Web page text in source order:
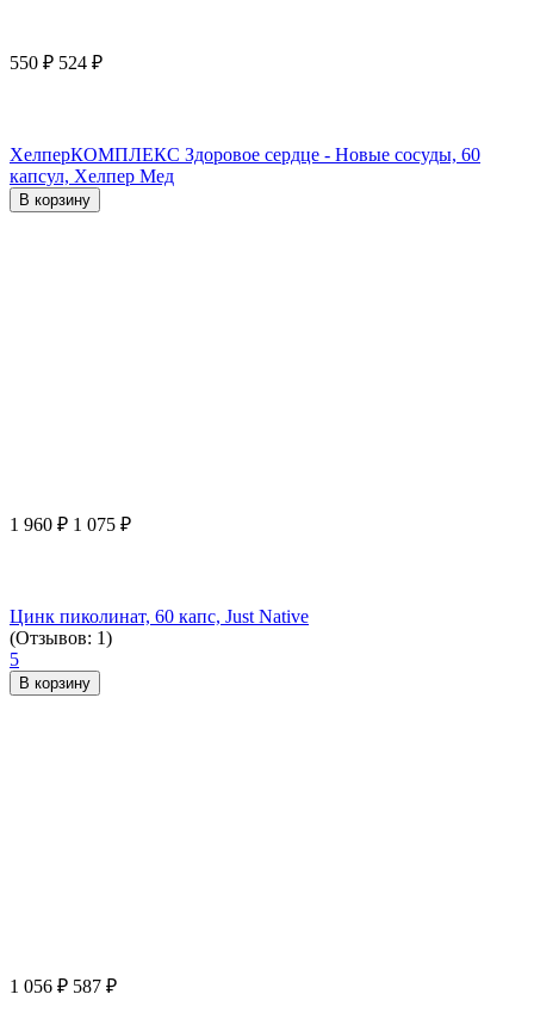
550 ₽ 524 ₽
ХелперКОМПЛЕКС Здоровое сердце - Новые сосуды, 60
капсул, Хелпер Мед
В корзину
1 960 ₽ 1 075 ₽
Цинк пиколинат, 60 капс, Just Native
(Отзывов: 1)
5
В корзину
1 056 ₽ 587 ₽